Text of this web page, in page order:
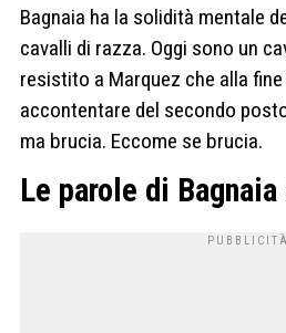
Bagnaia ha la solidità mentale
cavalli di razza. Oggi sono un
resistito a Marquez che alla fine
accontentare del secondo
ma brucia. Eccome se brucia.
Le parole di